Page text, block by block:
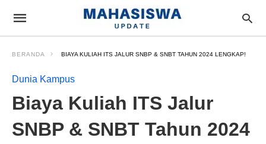
BERANDA BIAYA KULIAH ITS JALUR SNBP & SNBT TAHUN 2024 LENGKAP!
Dunia Kampus
Biaya Kuliah ITS Jalur
SNBP & SNBT Tahun 2024